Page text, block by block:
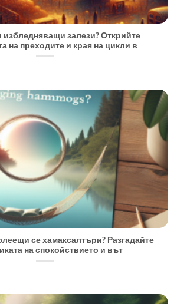
избледняващи залези? Открийте
на преходите и края на цикли в
се хамаксалтъри? Разгадайте
на спокойствието и вът